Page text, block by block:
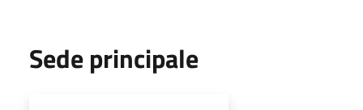
Sede principale